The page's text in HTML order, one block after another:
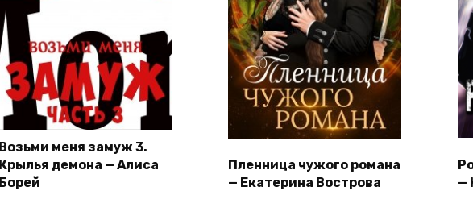
Возьми меня замуж 3.
Крылья демона — Алиса
Борей
Пленница чужого романа
— Екатерина Вострова
—